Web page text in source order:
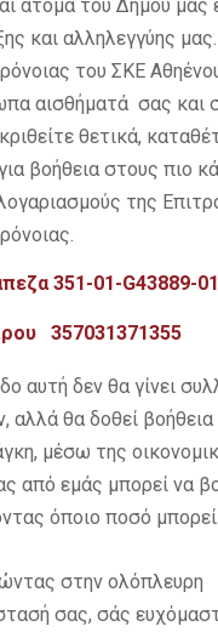
άτομα του Δήμου μας
και αλληλεγγύης
του ΣΚΕ
αισθήματά σας και
θετικά,
βοήθεια στους πιο
της
351-01-G43889-01
357031371355
αυτή δεν θα γίνει
αλλά θα δοθεί βοήθεια
μέσω της
από εμάς μπορεί να
όποιο ποσό μπορεί.
στην ολόπλευρη
σας, σάς